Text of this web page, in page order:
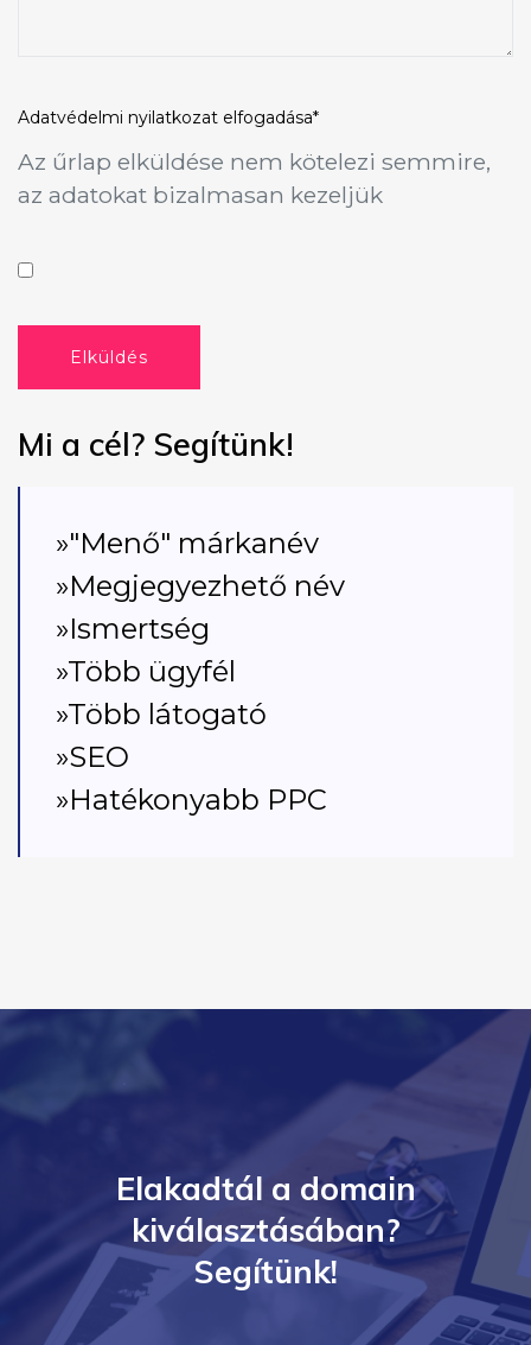
Adatvédelmi nyilatkozat elfogadása*
Az űrlap elküldése nem kötelezi semmire,
az adatokat bizalmasan kezeljük
Elküldés
Mi a cél? Segítünk!
»"Menő" márkanév
»Megjegyezhető név
»Ismertség
»Több ügyfél
»Több látogató
»SEO
»Hatékonyabb PPC
Elakadtál a domain
kiválasztásában?
Segítünk!